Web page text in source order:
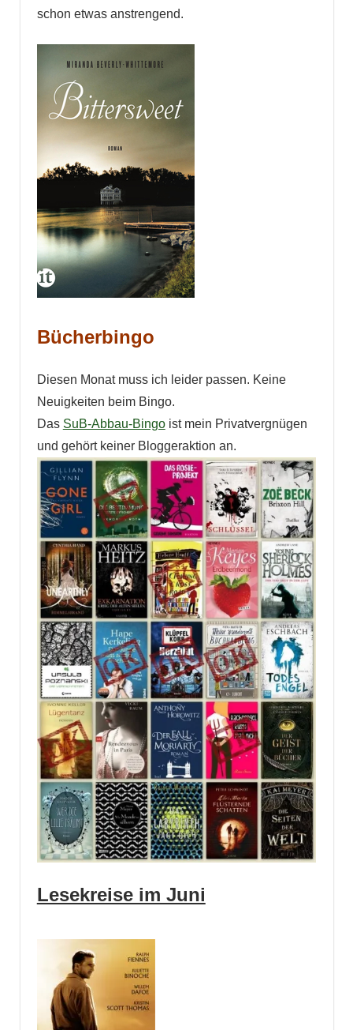
schon etwas anstrengend.
Bücherbingo
Diesen Monat muss ich leider passen. Keine
Neuigkeiten beim Bingo.
Das SuB-Abbau-Bingoist mein Privatvergnügen
und gehört keiner Bloggeraktion an.
Lesekreise im Juni